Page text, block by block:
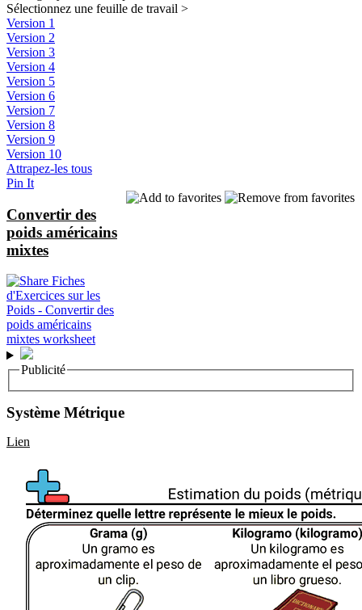
Sélectionnez une feuille de travail >
Version 1
Version 2
Version 3
Version 4
Version 5
Version 6
Version 7
Version 8
Version 9
Version 10
Attrapez-les tous
Pin It
Convertir des
poids américains
mixtes
Publicité
Système Métrique
Lien